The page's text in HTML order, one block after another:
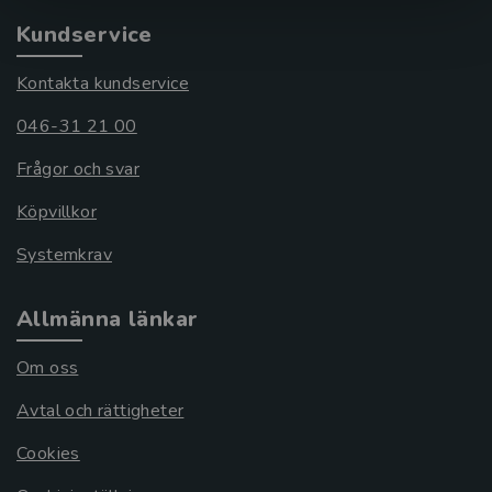
Kundservice
Kontakta kundservice
046-31 21 00
Frågor och svar
Köpvillkor
Systemkrav
Allmänna länkar
Om oss
Avtal och rättigheter
Cookies